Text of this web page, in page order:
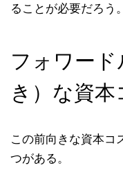
ることが必要だろう。
フォワー
き）な資
この前向きな資本コ
つがある。